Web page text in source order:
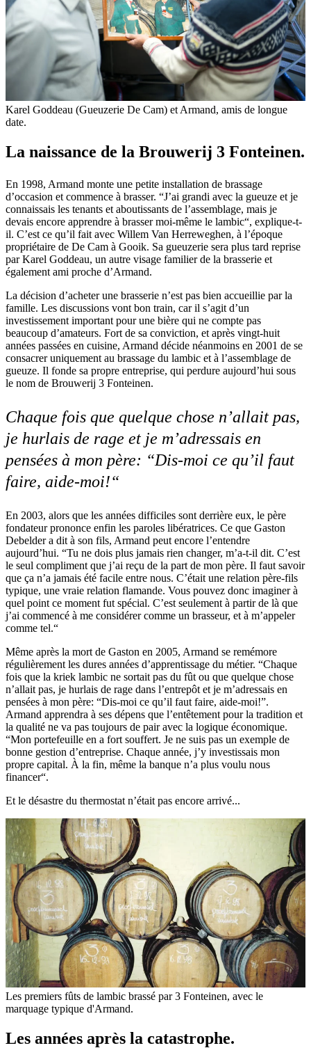
Karel Goddeau (Gueuzerie De Cam) et Armand, amis de longue
date.
La naissance de la Brouwerij 3 Fonteinen.
En 1998, Armand monte une petite installation de brassage
d’occasion et commence à brasser. “J’ai grandi avec la gueuze et je
connaissais les tenants et aboutissants de l’assemblage, mais je
devais encore apprendre à brasser moi-même le lambic“, explique-t-
il. C’est ce qu’il fait avec Willem Van Herreweghen, à l’époque
propriétaire de De Cam à Gooik. Sa gueuzerie sera plus tard reprise
par Karel Goddeau, un autre visage familier de la brasserie et
également ami proche d’Armand.
La décision d’acheter une brasserie n’est pas bien accueillie par la
famille. Les discussions vont bon train, car il s’agit d’un
investissement important pour une bière qui ne compte pas
beaucoup d’amateurs. Fort de sa conviction, et après vingt-huit
années passées en cuisine, Armand décide néanmoins en 2001 de se
consacrer uniquement au brassage du lambic et à l’assemblage de
gueuze. Il fonde sa propre entreprise, qui perdure aujourd’hui sous
le nom de Brouwerij 3 Fonteinen.
Chaque fois que quelque chose n’allait pas,
je hurlais de rage et je m’adressais en
pensées à mon père: “Dis-moi ce qu’il faut
faire, aide-moi!“
En 2003, alors que les années difficiles sont derrière eux, le père
fondateur prononce enfin les paroles libératrices. Ce que Gaston
Debelder a dit à son fils, Armand peut encore l’entendre
aujourd’hui. “Tu ne dois plus jamais rien changer, m’a-t-il dit. C’est
le seul compliment que j’ai reçu de la part de mon père. Il faut savoir
que ça n’a jamais été facile entre nous. C’était une relation père-fils
typique, une vraie relation flamande. Vous pouvez donc imaginer à
quel point ce moment fut spécial. C’est seulement à partir de là que
j’ai commencé à me considérer comme un brasseur, et à m’appeler
comme tel.“
Même après la mort de Gaston en 2005, Armand se remémore
régulièrement les dures années d’apprentissage du métier. “Chaque
fois que la kriek lambic ne sortait pas du fût ou que quelque chose
n’allait pas, je hurlais de rage dans l’entrepôt et je m’adressais en
pensées à mon père: “Dis-moi ce qu’il faut faire, aide-moi!”.
Armand apprendra à ses dépens que l’entêtement pour la tradition et
la qualité ne va pas toujours de pair avec la logique économique.
“Mon portefeuille en a fort souffert. Je ne suis pas un exemple de
bonne gestion d’entreprise. Chaque année, j’y investissais mon
propre capital. À la fin, même la banque n’a plus voulu nous
financer“.
Et le désastre du thermostat n’était pas encore arrivé...
Les premiers fûts de lambic brassé par 3 Fonteinen, avec le
marquage typique d'Armand.
Les années après la catastrophe.